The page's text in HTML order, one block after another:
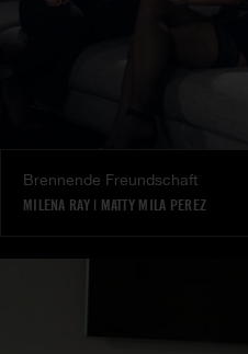
Brennende Freundschaft
MILENA RAY| MATTY MILA PEREZ